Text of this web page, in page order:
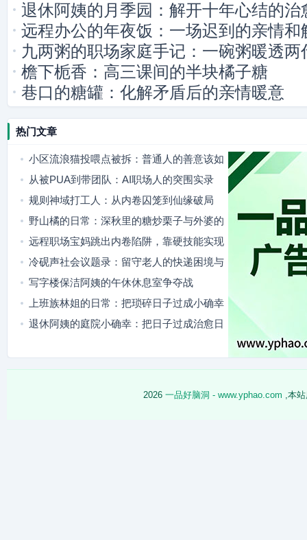
退休阿姨的月季园：解开十年心结的治
远程办公的年夜饭：一场迟到的亲情和
九两粥的职场家庭手记：一碗粥暖透两
檐下栀香：高三课间的半块橘子糖
巷口的糖罐：化解矛盾后的亲情暖意
热门文章
小区流浪猫投喂点被拆：普通人的善意该如
何安放
从被PUA到带团队：AI职场人的突围实录
规则神域打工人：从内卷囚笼到仙缘破局
野山橘的日常：深秋里的糖炒栗子与外婆的
竹篮
远程职场宝妈跳出内卷陷阱，靠硬技能实现
职场成长
冷砚声社会议题录：留守老人的快递困境与
破局之路
写字楼保洁阿姨的午休休息室争夺战
上班族林姐的日常：把琐碎日子过成小确幸
退休阿姨的庭院小确幸：把日子过成治愈日
2026 一品好脑洞 - www.yphao.com ,本